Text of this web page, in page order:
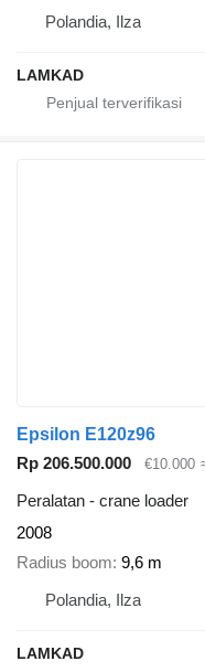
Polandia, Ilza
LAMKAD
Epsilon E120z96
Rp 206.500.000
€10.000
Peralatan - crane loader
2008
Radius boom 9,6 m
Polandia, Ilza
LAMKAD